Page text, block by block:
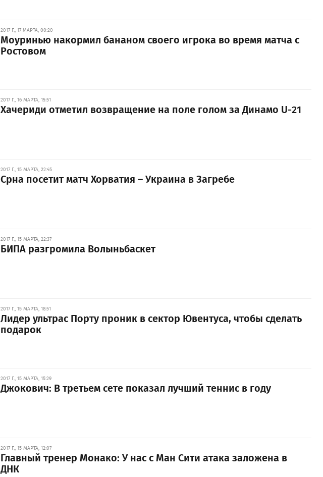
2017 Г., 17 МАРТА, 00:20
Моуринью накормил бананом своего игрока во время матча с
Ростовом
2017 Г., 16 МАРТА, 15:51
Хачериди отметил возвращение на поле голом за Динамо U-21
2017 Г., 15 МАРТА, 22:45
Срна посетит матч Хорватия – Украина в Загребе
2017 Г., 15 МАРТА, 22:37
БИПА разгромила Волыньбаскет
2017 Г., 15 МАРТА, 18:51
Лидер ультрас Порту проник в сектор Ювентуса, чтобы сделать
подарок
2017 Г., 15 МАРТА, 15:29
Джокович: В третьем сете показал лучший теннис в году
2017 Г., 15 МАРТА, 12:07
Главный тренер Монако: У нас с Ман Сити атака заложена в
ДНК